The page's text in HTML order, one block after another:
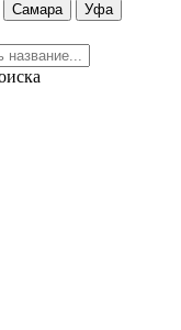
Самара
Уфа